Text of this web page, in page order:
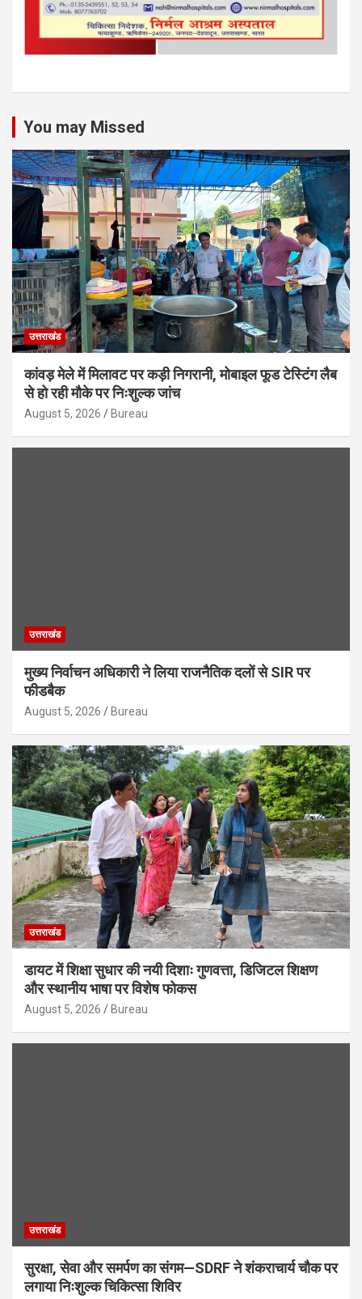
You may Missed
उत्तराखंड
कांवड़ मेले में मिलावट पर कड़ी निगरानी, मोबाइल फूड टेस्टिंग लैब
से हो रही मौके पर निःशुल्क जांच
August 5, 2026 Bureau
उत्तराखंड
मुख्य निर्वाचन अधिकारी ने लिया राजनैतिक दलों से SIR पर
फीडबैक
August 5, 2026 Bureau
उत्तराखंड
डायट में शिक्षा सुधार की नयी दिशाः गुणवत्ता, डिजिटल शिक्षण
और स्थानीय भाषा पर विशेष फोकस
August 5, 2026 Bureau
उत्तराखंड
सुरक्षा, सेवा और समर्पण का संगम—SDRF ने शंकराचार्य चौक पर
लगाया निःशुल्क चिकित्सा शिविर